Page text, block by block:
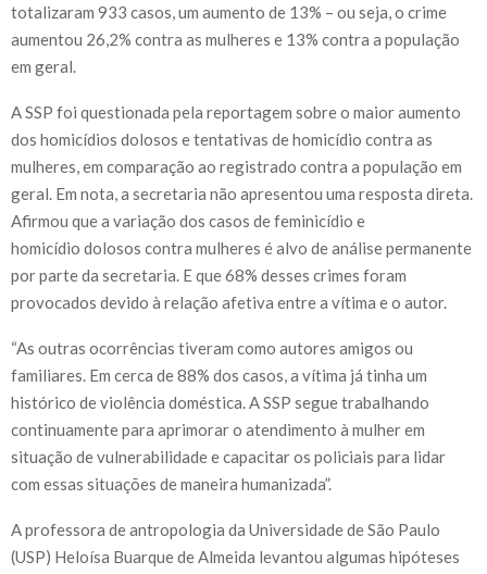
totalizaram 933 casos, um aumento de 13% – ou seja, o crime
aumentou 26,2% contra as mulheres e 13% contra a população
em geral.
A SSP foi questionada pela reportagem sobre o maior aumento
dos homicídios dolosos e tentativas de homicídio contra as
mulheres, em comparação ao registrado contra a população em
geral. Em nota, a secretaria não apresentou uma resposta direta.
Afirmou que a variação dos casos de feminicídio e
homicídio dolosos contra mulheres é alvo de análise permanente
por parte da secretaria. E que 68% desses crimes foram
provocados devido à relação afetiva entre a vítima e o autor.
“As outras ocorrências tiveram como autores amigos ou
familiares. Em cerca de 88% dos casos, a vítima já tinha um
histórico de violência doméstica. A SSP segue trabalhando
continuamente para aprimorar o atendimento à mulher em
situação de vulnerabilidade e capacitar os policiais para lidar
com essas situações de maneira humanizada”.
A professora de antropologia da Universidade de São Paulo
(USP) Heloísa Buarque de Almeida levantou algumas hipóteses